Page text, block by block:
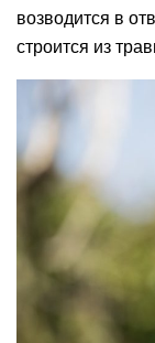
возводится в
строится из